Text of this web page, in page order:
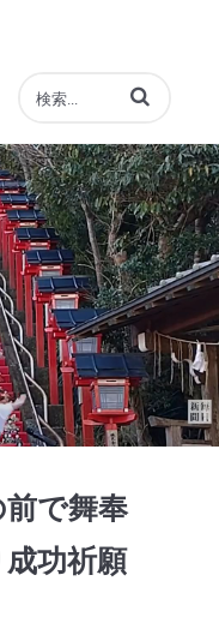
動画の検索語句
前で舞奉
功祈願